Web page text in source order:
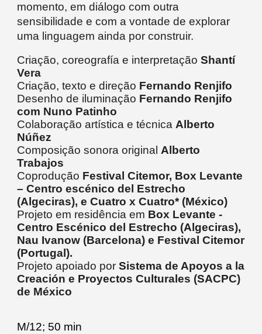
momento, em diálogo com outra
sensibilidade e com a vontade de explorar
uma linguagem ainda por construir.
Criação, coreografía e interpretaçãoShantí
Vera
Criação, texto e direção Fernando Renjifo
Desenho de iluminação Fernando Renjifo
com Nuno Patinho
Colaboração artística e técnica Alberto
Núñez
Composição sonora original Alberto
Trabajos
Coprodução Festival Citemor, Box Levante
– Centro escénico del Estrecho
(Algeciras), e Cuatro x Cuatro* (México)
Projeto em residência em Box Levante -
Centro Escénico del Estrecho (Algeciras),
Nau Ivanow (Barcelona) e Festival Citemor
(Portugal).
Projeto apoiado porSistema de Apoyos a la
Creación e Proyectos Culturales (SACPC)
de México
M/12; 50 min